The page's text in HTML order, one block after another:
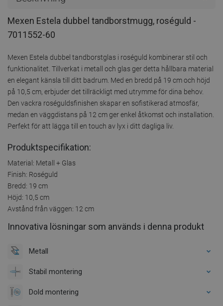
Mexen Estela dubbel tandborstmugg, roséguld -
7011552-60
Mexen Estela dubbel tandborstglas i roséguld kombinerar stil och
funktionalitet. Tillverkat i metall och glas ger detta hållbara material
en elegant känsla till ditt badrum. Med en bredd på 19 cm och höjd
på 10,5 cm, erbjuder det tillräckligt med utrymme för dina behov.
Den vackra roséguldsfinishen skapar en sofistikerad atmosfär,
medan en väggdistans på 12 cm ger enkel åtkomst och installation.
Perfekt för att lägga till en touch av lyx i ditt dagliga liv.
Produktspecifikation:
Material: Metall + Glas
Finish: Roséguld
Bredd: 19 cm
Höjd: 10,5 cm
Avstånd från väggen: 12 cm
Innovativa lösningar som används i denna produkt
Metall
Stabil montering
Dold montering